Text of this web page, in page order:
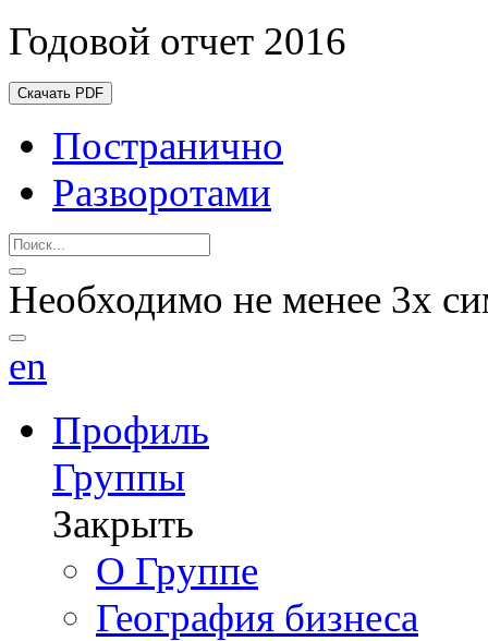
Годовой отчет 2016
Скачать PDF
Постранично
Разворотами
Необходимо не менее 3х
en
Профиль
Группы
Закрыть
О Группе
География бизнеса